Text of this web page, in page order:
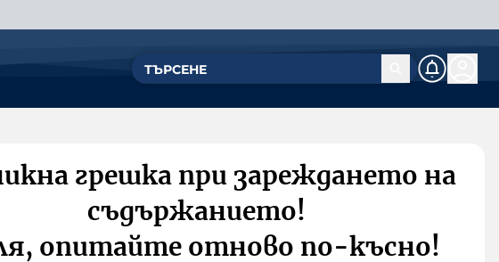
грешка при зареждането на
съдържанието!
опитайте отново по-късно!